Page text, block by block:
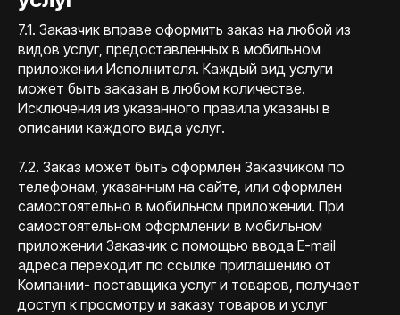
7.1. Заказчик вправе оформить заказ на любой из
видов услуг, предоставленных в мобильном
приложении Исполнителя. Каждый вид услуги
может быть заказан в любом количестве.
Исключения из указанного правила указаны в
описании каждого вида услуг.
7.2. Заказ может быть оформлен Заказчиком по
телефонам, указанным на сайте, или оформлен
самостоятельно в мобильном приложении. При
самостоятельном оформлении в мобильном
приложении Заказчик с помощью ввода Е-mail
адреса переходит по ссылке приглашению от
Компании- поставщика услуг и товаров, получает
доступ к просмотру и заказу товаров и услуг